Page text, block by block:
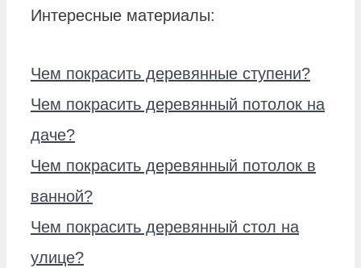
Интересные материалы:
Чем покрасить деревянные ступени?
Чем покрасить деревянный потолок на
даче?
Чем покрасить деревянный потолок в
ванной?
Чем покрасить деревянный стол на
улице?